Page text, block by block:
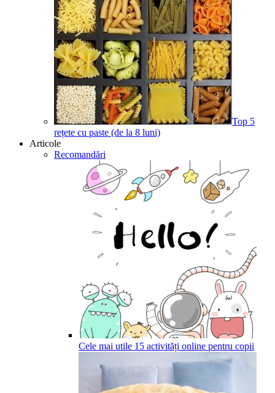
Top 5
rețete cu paste (de la 8 luni)
Articole
Recomandări
Cele mai utile 15 activități online pentru copii